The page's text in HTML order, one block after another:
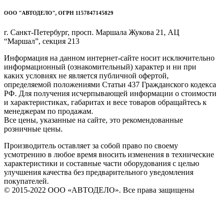
ООО "АВТОДЕЛО", ОГРН 1157847145829
г. Санкт-Петербург, просп. Маршала Жукова 21, АЦ
“Маршал”, секция 213
Информация на данном интернет-сайте носит исключительно
информационный (ознакомительный) характер и ни при
каких условиях не является публичной офертой,
определяемой положениями Статьи 437 Гражданского кодекса
РФ. Для получения исчерпывающей информации о стоимости
и характеристиках, габаритах и весе товаров обращайтесь к
менеджерам по продажам.
Все цены, указанные на сайте, это рекомендованные
розничные цены.
Производитель оставляет за собой право по своему
усмотрению в любое время вносить изменения в технические
характеристики и составные части оборудования с целью
улучшения качества без предварительного уведомления
покупателей.
© 2015-2022 ООО «АВТОДЕЛО». Все права защищены